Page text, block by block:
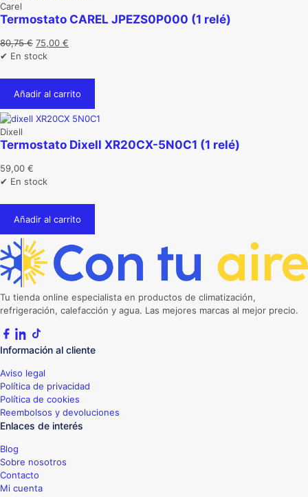
Carel
Termostato CAREL JPEZS0P000 (1 relé)
80,75€ El
precio
era:
80,75 €.
75,00 €
es:
75,00 €.
✔ En stock
Añadir al carrito
Dixell
Termostato Dixell XR20CX-5N0C1 (1 relé)
59,00 €
✔ En stock
Añadir al carrito
Tu tienda online especialista en productos de climatización,
refrigeración, calefacción y agua. Las mejores marcas al mejor precio.
Información al cliente
Aviso legal
Política de privacidad
Política de cookies
Reembolsos y devoluciones
Enlaces de interés
Blog
Sobre nosotros
Contacto
Mi cuenta